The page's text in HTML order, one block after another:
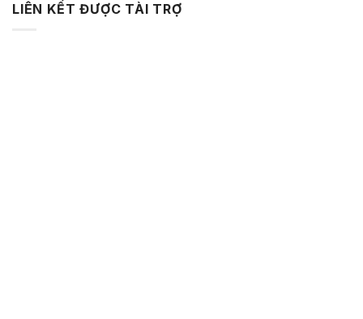
LIÊN KẾT ĐƯỢC TÀI TRỢ